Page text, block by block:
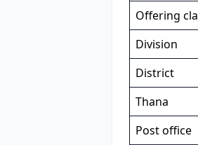
Offering
Division
District
Thana
Post office